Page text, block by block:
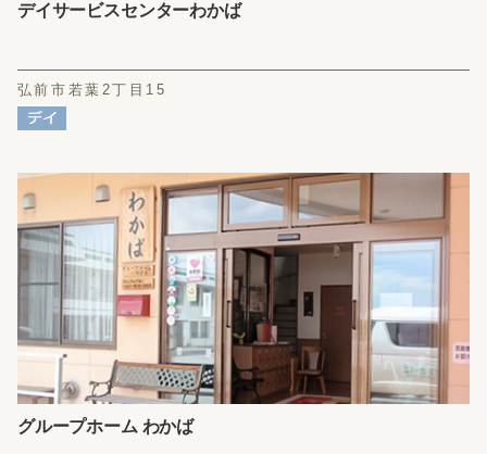
デイサービスセンターわかば
弘前市若葉2丁目15
グループホーム わかば